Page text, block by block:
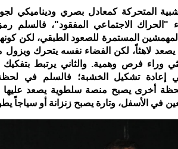
المتحركة كمعادل بصري وديناميكي
"الحراك الاجتماعي المفقود"، فالسلم
المهمشين المستمرة للصعود الطبقي، لكن
يصعد لاهثاً، لكن الفضاء نفسه يتحرك
وراء فرص وهمية. والثاني يرتبط بتفكيك
إعادة تشكيل الخشبة؛ فالسلم في
أخرى يصبح منصة سلطوية يصعد عليها
في الأسفل، وتارة يصبح زنزانة أو سياجاً